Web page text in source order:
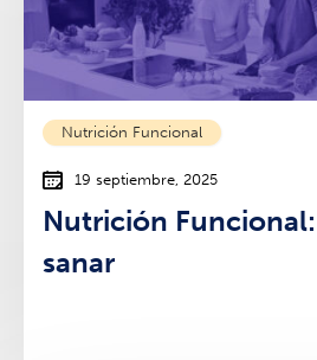
Nutrición Funcional
19 septiembre, 2025
⁠⁠Nutrición
sanar